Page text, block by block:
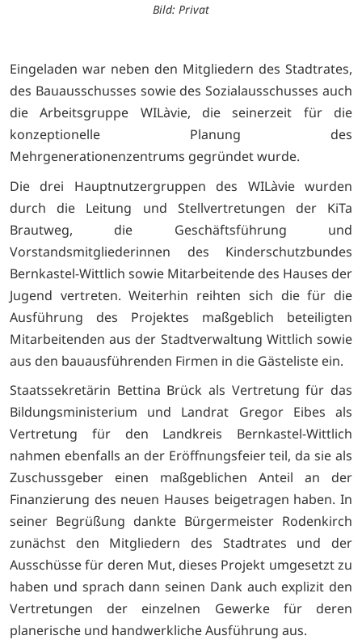
Bild: Privat
Eingeladen war neben den Mitgliedern des Stadtrates,
des Bauausschusses sowie des Sozialausschusses auch
die Arbeitsgruppe WILàvie, die seinerzeit für die
konzeptionelle Planung des
Mehrgenerationenzentrums gegründet wurde.
Die drei Hauptnutzergruppen des WILàvie wurden
durch die Leitung und Stellvertretungen der KiTa
Brautweg, die Geschäftsführung und
Vorstandsmitgliederinnen des Kinderschutzbundes
Bernkastel-Wittlich sowie Mitarbeitende des Hauses der
Jugend vertreten. Weiterhin reihten sich die für die
Ausführung des Projektes maßgeblich beteiligten
Mitarbeitenden aus der Stadtverwaltung Wittlich sowie
aus den bauausführenden Firmen in die Gästeliste ein.
Staatssekretärin Bettina Brück als Vertretung für das
Bildungsministerium und Landrat Gregor Eibes als
Vertretung für den Landkreis Bernkastel-Wittlich
nahmen ebenfalls an der Eröffnungsfeier teil, da sie als
Zuschussgeber einen maßgeblichen Anteil an der
Finanzierung des neuen Hauses beigetragen haben. In
seiner Begrüßung dankte Bürgermeister Rodenkirch
zunächst den Mitgliedern des Stadtrates und der
Ausschüsse für deren Mut, dieses Projekt umgesetzt zu
haben und sprach dann seinen Dank auch explizit den
Vertretungen der einzelnen Gewerke für deren
planerische und handwerkliche Ausführung aus.